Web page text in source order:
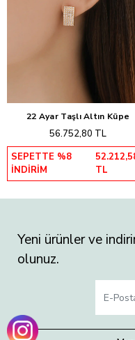
Sepete Ekle
22 Ayar Taşlı Altın Küpe
56.752,80 TL
SEPETTE %8
İNDİRİM
TL
Yeni ürünler ve
olunuz.